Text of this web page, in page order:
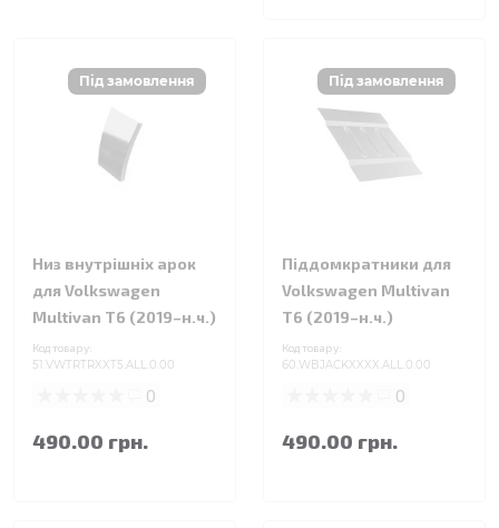
Низ внутрішніх арок
для Volkswagen
Multivan T6 (2019–н.ч.)
Код товару:
51.VWTRTRXXT5.ALL.0.00
0
490.00 грн.
Піддомкратники для
Volkswagen Multivan
T6 (2019–н.ч.)
Код товару:
60.WBJACKXXXX.ALL.0.00
0
490.00 грн.